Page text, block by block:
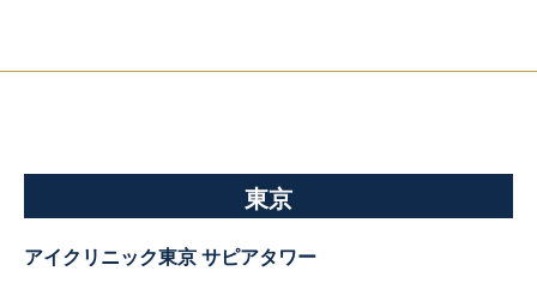
東京
アイクリニック東京 サピアタワー